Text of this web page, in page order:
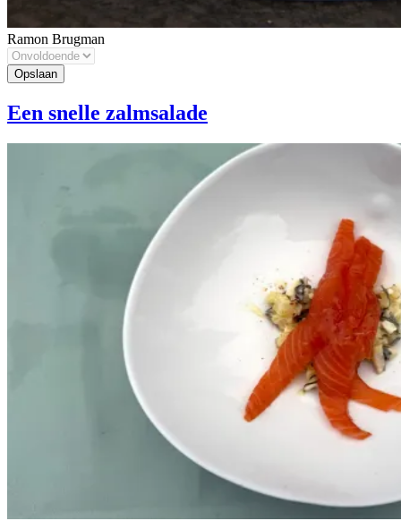
Ramon Brugman
Een snelle zalmsalade